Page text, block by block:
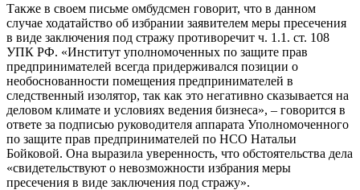
Также в своем письме омбудсмен говорит, что в данном
случае ходатайство об избрании заявителем меры пресечения
в виде заключения под стражу противоречит ч. 1.1. ст. 108
УПК РФ. «Институт уполномоченных по защите прав
предпринимателей всегда придерживался позиции о
необоснованности помещения предпринимателей в
следственный изолятор, так как это негативно сказывается на
деловом климате и условиях ведения бизнеса», – говорится в
ответе за подписью руководителя аппарата Уполномоченного
по защите прав предпринимателей по НСО Натальи
Бойковой. Она выразила уверенность, что обстоятельства дела
«свидетельствуют о невозможности избрания меры
пресечения в виде заключения под стражу».